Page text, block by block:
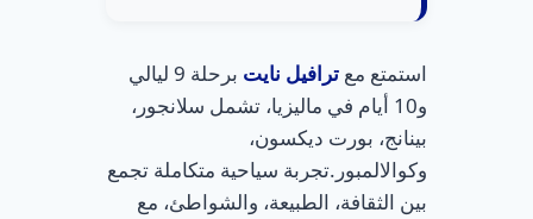
استمتع مع ترافيل نايت
برحلة 9 ليالي
و10 أيام في ماليزيا، تشمل سلانجور،
بينانج، بورت ديكسون،
وكوالالمبور.تجربة سياحية متكاملة تجمع
بين الثقافة، الطبيعة، والشواطئ، مع